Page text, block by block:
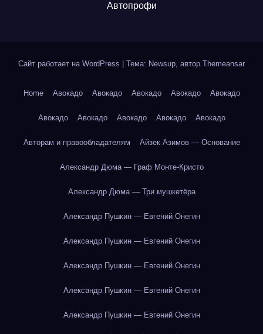
Автопрофи
Сайт работает на WordPress Тема: Newsup, автор Themeansar
Home Авокадо Авокадо Авокадо Авокадо Авокадо
Авокадо Авокадо Авокадо Авокадо Авокадо
Авторам и правообладателям Айзек Азимов — Основание
Александр Дюма — Граф Монте-Кристо
Александр Дюма — Три мушкетёра
Александр Пушкин — Евгений Онегин
Александр Пушкин — Евгений Онегин
Александр Пушкин — Евгений Онегин
Александр Пушкин — Евгений Онегин
Александр Пушкин — Евгений Онегин